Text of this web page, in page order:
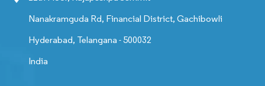
Nanakramguda Rd, Financial District, Gachibowli
Hyderabad, Telangana - 500032
India